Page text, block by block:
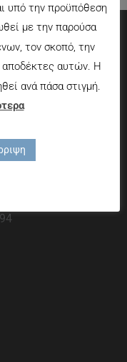
176 72
υπό την προϋπόθεση
με την παρούσα
τον σκοπό, την
αποδέκτες αυτών. Η
ανά πάσα στιγμή.